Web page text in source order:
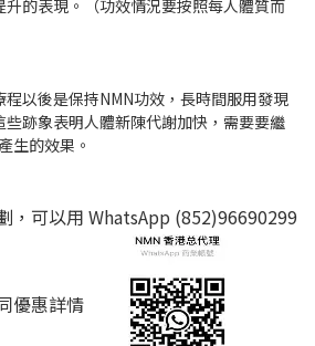
的表現。（功效情況要按照每人體質而
以後是保持NMN功效，長時間服用發現
跡象表明人體新陳代謝加快，需要要繼
生的效果。
，可以用 WhatsApp (852)96690299
優惠詳情